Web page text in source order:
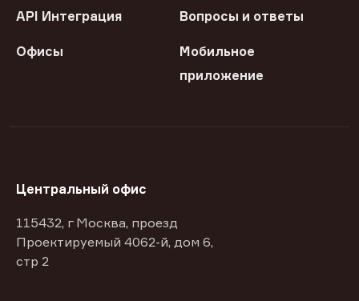
API Интеграция Вопросы и ответы
Офисы
Мобильное
приложение
Центральный офис
115432, г Москва, проезд
Проектируемый 4062-й, дом 6,
стр 2